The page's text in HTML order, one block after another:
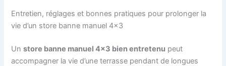
Entretien, réglages et bonnes pratiques pour prolonger la
vie d’un store banne manuel 4×3
Unstore banne manuel 4×3 bien entretenu peut
accompagner la vie d’une terrasse pendant de longues